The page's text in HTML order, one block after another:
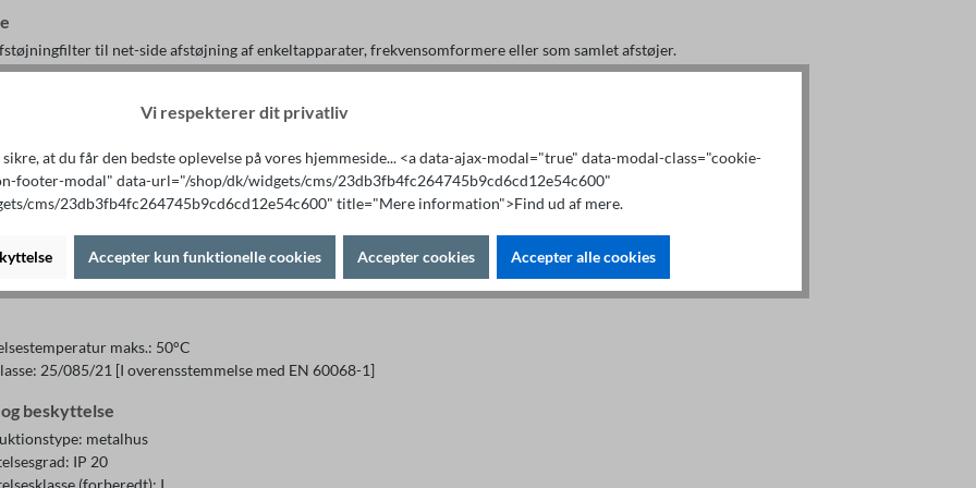
til net-side afstøjning af enkeltapparater, frekvensomformere eller som samlet afstøjer.
12 A
50 - 60 Hz
150%, kortvarigt
i henhold til DIN EN 60939‑2
maks.: 50°C
25/085/21 [I overensstemmelse med EN 60068-1]
beskyttelse
metalhus
IP 20
(forberedt): I
Vi respekterer dit privatliv
at du får den bedste oplevelse på vores hjemmeside... <a data-ajax-modal="true" data-modal-class="cookie-
footer-modal" data-url="/shop/dk/widgets/cms/23db3fb4fc264745b9cd6cd12e54c600"
cms/23db3fb4fc264745b9cd6cd12e54c600" title="Mere information">Find ud af mere.
Accepter kun funktionelle cookies Accepter cookies Accepter alle cookies